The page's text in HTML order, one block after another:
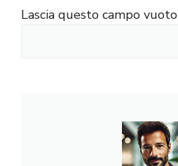
Lascia questo campo vuoto